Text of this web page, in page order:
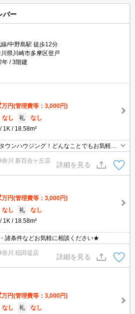
バー
/中野島駅 徒歩12分
県川崎市多摩区登戸
年
3階建
万円(管理費等：3,000円)
なし 礼
なし
1K 18.58m²
ウンハウジング！どんなことでもお気軽に
川 新百合ヶ丘店
詳細を見る
万円(管理費等：3,000円)
なし 礼
なし
1K 18.58m²
諸条件などお気軽に相談ください★
奈川 稲田堤店
詳細を見る
万円(管理費等：3,000円)
なし 礼
なし